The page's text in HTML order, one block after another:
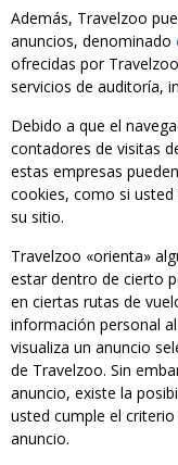
Además, Travelzoo
anuncios, denominado
ofrecidas por
servicios de auditoría,
Debido a que el
contadores de visitas
estas empresas
cookies, como si
su sitio.
Travelzoo «orienta»
estar dentro de cierto
en ciertas rutas de
información personal
visualiza un anuncio
de Travelzoo. Sin
anuncio, existe la
usted cumple el
anuncio.